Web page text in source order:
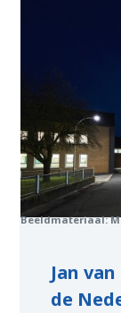
Beeldmateriaal:
Jan
de